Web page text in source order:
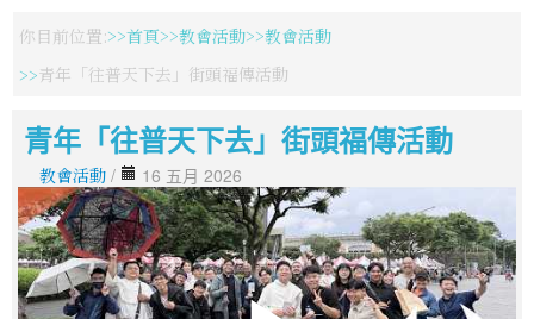
你目前位置: 首頁 教會活動
教會活動
青年「往普天下去」街頭福傳活動
青年「往普天下去」街頭福傳活動
教會活動 / 16 五月 2026